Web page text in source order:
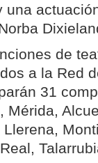
una
de
a la Red
31
Mérida,